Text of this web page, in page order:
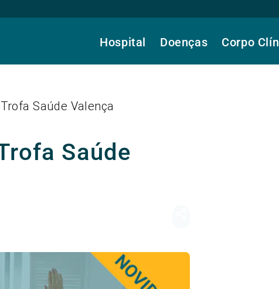
Hospital Doenças Corpo
Saúde Valença
Saúde